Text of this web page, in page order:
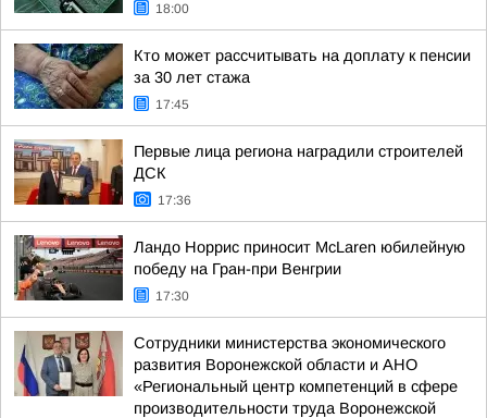
18:00
Кто может рассчитывать на доплату к пенсии
за 30 лет стажа
17:45
Первые лица региона наградили строителей
ДСК
17:36
Ландо Норрис приносит McLaren юбилейную
победу на Гран-при Венгрии
17:30
Сотрудники министерства экономического
развития Воронежской области и АНО
«Региональный центр компетенций в сфере
производительности труда Воронежской